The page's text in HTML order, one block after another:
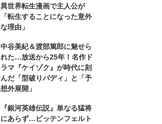
異世界転生漫画で主人公が
「転生することになった意外
な理由」
中谷美紀＆渡部篤郎に魅せら
れた…放送から25年！名作ド
ラマ『ケイゾク』が時代に刻
んだ「型破りバディ」と「予
想外展開」
『銀河英雄伝説』単なる猛将
にあらず…ビッテンフェルト